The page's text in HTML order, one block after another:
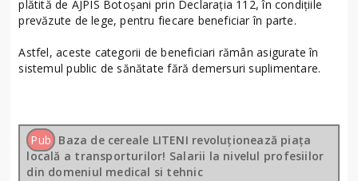
plătită de AJPIS Botoșani prin Declarația 112, în condițiile
prevăzute de lege, pentru fiecare beneficiar în parte.
Astfel, aceste categorii de beneficiari rămân asigurate în
sistemul public de sănătate fără demersuri suplimentare.
Pub Baza de cereale LITENI revoluționează piața
locală a transporturilor! Salarii la nivelul profesiilor
din domeniul medical si tehnic